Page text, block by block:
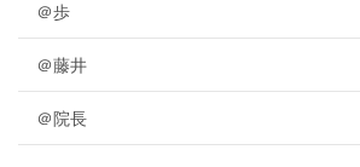
＠歩
＠藤井
＠院長